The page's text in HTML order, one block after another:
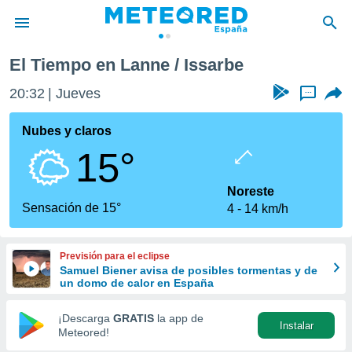
de
por
que se
calidad.
a este
las
y
forma
digital
basada
El Tiempo en Lanne / Issarbe
20:32 Jueves ...
Nubes y claros
15°
Sensación de 15°
Noreste
4
14 km/h
Previsión para el eclipse
Samuel Biener avisa de posibles tormentas y de
un domo de calor en España
¡Descarga GRATIS la app de
Meteored!
Instalar